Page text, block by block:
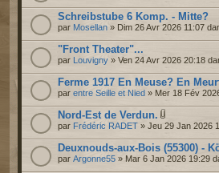
Schreibstube 6 Komp. - Mitte?
par Mosellan » Dim 26 Avr 2026 11:07
"Front Theater"...
par Louvigny » Ven 24 Avr 2026 20:18
Ferme 1917 En Meuse? En
par entre Seille et Nied » Mer 18 Fév
Nord-Est de Verdun.
par Frédéric RADET » Jeu 29 Jan 2026
Deuxnouds-aux-Bois (55300) -
par Argonne55 » Mar 6 Jan 2026 19:29